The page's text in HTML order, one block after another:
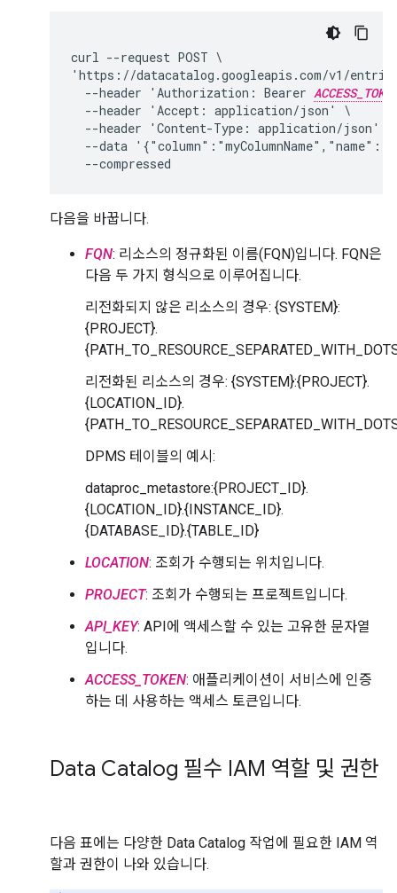
curl --request POST \
'https://datacatalog.googleapis.com/v1/
  --header 'Authorization: Bearer
  --header 'Accept: application/json' \
  --header 'Content-Type: application/json' \
--data
다음을 바꿉니다.
FQN: 리소스의 정규화된 이름(FQN)입니다. FQN은
다음 두 가지 형식으로 이루어집니다.
리전화되지 않은 리소스의 경우: {SYSTEM}:
{PROJECT}.
리전화된 리소스의 경우: {SYSTEM}:{PROJECT}.
{LOCATION_ID}.
DPMS 테이블의 예시:
dataproc_metastore:{PROJECT_ID}.
{LOCATION_ID}.{INSTANCE_ID}.
{DATABASE_ID}.{TABLE_ID}
LOCATION: 조회가 수행되는 위치입니다.
PROJECT: 조회가 수행되는 프로젝트입니다.
API_KEY: API에 액세스할 수 있는 고유한 문자열
입니다.
ACCESS_TOKEN: 애플리케이션이 서비스에 인증
하는 데 사용하는 액세스 토큰입니다.
Data Catalog 필수 IAM 역할 및 권한
다음 표에는 다양한 Data Catalog 작업에 필요한 IAM 역
할과 권한이 나와 있습니다.